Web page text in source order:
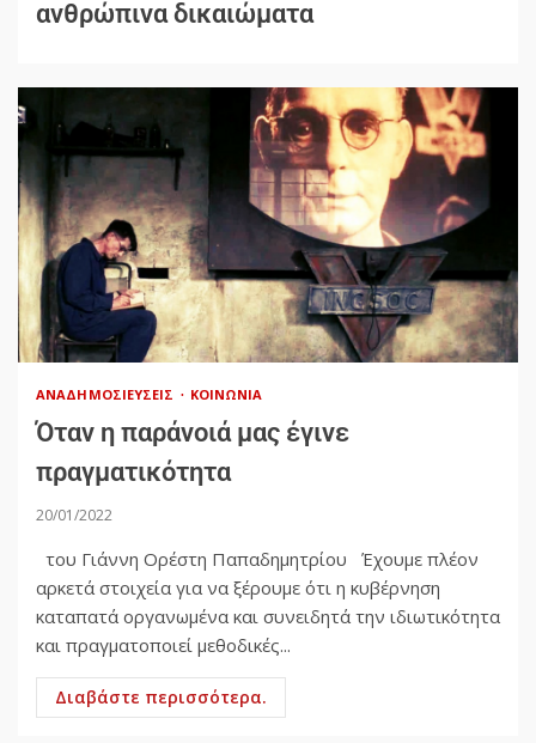
ανθρώπινα δικαιώματα
ΑΝΑΔΗΜΟΣΙΕΎΣΕΙΣ ΚΟΙΝΩΝΊΑ
Όταν η παράνοιά μας έγινε
πραγματικότητα
20/01/2022
του Γιάννη Ορέστη Παπαδημητρίου Έχουμε πλέον
αρκετά στοιχεία για να ξέρουμε ότι η κυβέρνηση
καταπατά οργανωμένα και συνειδητά την ιδιωτικότητα
και πραγματοποιεί μεθοδικές...
Διαβάστε περισσότερα.